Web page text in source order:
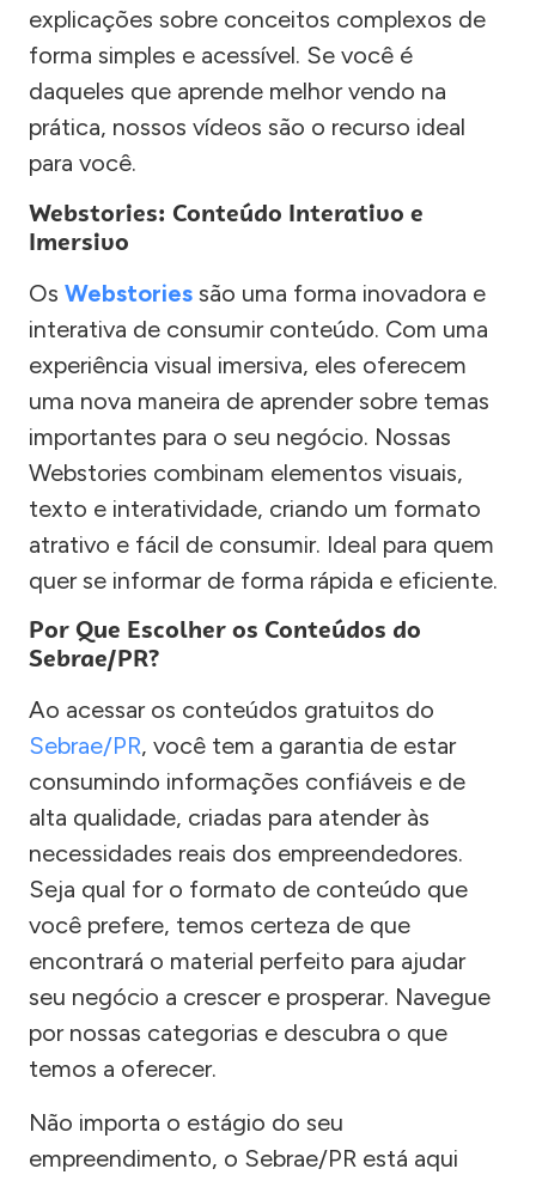
explicações sobre conceitos complexos de
forma simples e acessível. Se você é
daqueles que aprende melhor vendo na
prática, nossos vídeos são o recurso ideal
para você.
Webstories: Conteúdo Interativo e
Imersivo
Os Webstories são uma forma inovadora e
interativa de consumir conteúdo. Com uma
experiência visual imersiva, eles oferecem
uma nova maneira de aprender sobre temas
importantes para o seu negócio. Nossas
Webstories combinam elementos visuais,
texto e interatividade, criando um formato
atrativo e fácil de consumir. Ideal para quem
quer se informar de forma rápida e eficiente.
Por Que Escolher os Conteúdos do
Sebrae/PR?
Ao acessar os conteúdos gratuitos do
Sebrae/PR, você tem a garantia de estar
consumindo informações confiáveis e de
alta qualidade, criadas para atender às
necessidades reais dos empreendedores.
Seja qual for o formato de conteúdo que
você prefere, temos certeza de que
encontrará o material perfeito para ajudar
seu negócio a crescer e prosperar. Navegue
por nossas categorias e descubra o que
temos a oferecer.
Não importa o estágio do seu
empreendimento, o Sebrae/PR está aqui